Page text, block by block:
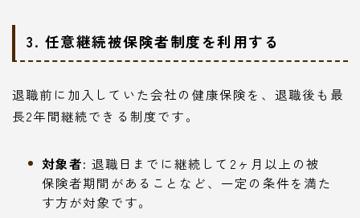
3. 任意継続被保険者制度を利用する
退職前に加入していた会社の健康保険を、退職後も最
長2年間継続できる制度です。
対象者: 退職日までに継続して2ヶ月以上の被
保険者期間があることなど、一定の条件を満た
す方が対象です。